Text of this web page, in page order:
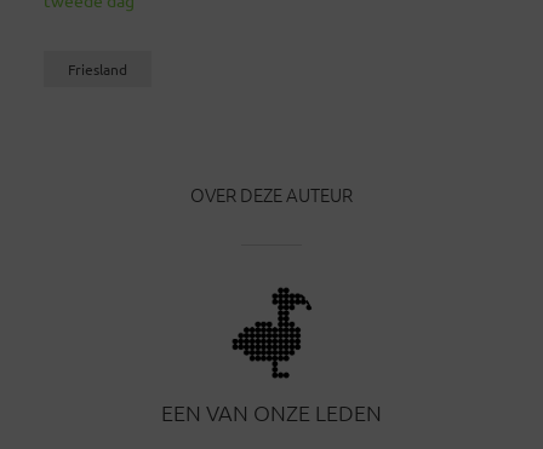
Friesland
OVER DEZE AUTEUR
EEN VAN ONZE LEDEN